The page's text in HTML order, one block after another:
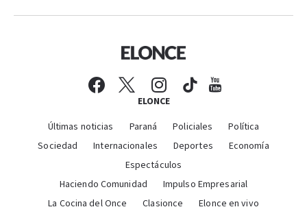
ELONCE
Últimas noticias Paraná Policiales
Política
Sociedad
Internacionales Deportes
Economía
Espectáculos
Haciendo Comunidad
Impulso Empresarial
La Cocina del Once
Clasionce
Elonce en vivo